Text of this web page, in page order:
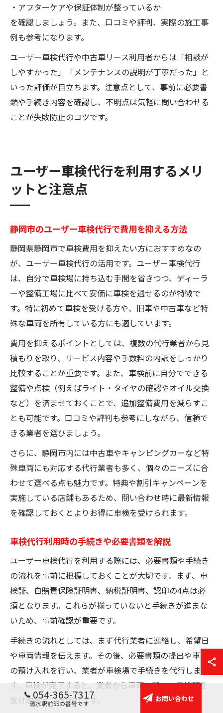
・アフターケアや保証体制が整っているか
を確認しましょう。また、口コミや評判、実際の施工事
例も参考になります。
ユーザー車検代行や中古車リース利用者からは「相談が
しやすかった」「メンテナンスの説明が丁寧だった」と
いった評価が目立ちます。注意点として、事前に必要書
類や手続き内容を確認し、不明点は気軽に問い合わせる
ことが失敗防止のコツです。
ユーザー車検代行を利用するメリ
ットと注意点
静岡市のユーザー車検代行で費用を抑える方法
静岡県静岡市で車検費用を抑えたい方におすすめなの
が、ユーザー車検代行の活用です。ユーザー車検代行
は、自分で車検場に持ち込む手間を省きつつ、ディーラ
ーや整備工場に比べて安価に車検を通せるのが特徴で
す。特に初めて車検を受ける方や、旧車や中古車など特
殊な車両を所有している方にも適しています。
費用を抑えるポイントとしては、複数の代行業者から見
積もりを取り、サービス内容や手数料の内訳をしっかり
比較することが重要です。また、車検前に自分でできる
整備や点検（例えばライト・タイヤの確認やオイル交換
など）を済ませておくことで、追加整備費用を減らすこ
とも可能です。口コミや評判も参考にしながら、信頼で
きる業者を選びましょう。
さらに、静岡市内には中古車やキャンピングカーなど特
殊車両にも対応する代行業者も多く、個々のニーズに合
わせて選べる点も魅力です。特典や割引キャンペーンを
実施している店舗もあるため、問い合わせ時に最新情報
を確認しておくとよりお得に車検を受けられます。
車検代行利用時の手続きや必要書類を解説
ユーザー車検代行を利用する際には、必要書類や手続き
の流れを事前に把握しておくことが大切です。まず、車
検証、自賠責保険証明書、納税証明書、認印の4点は必
須となります。これらが揃っていないと手続きが進まな
いため、事前確認が重要です。
手続きの流れとしては、まず代行業者に連絡し、希望日
や車両情報を伝えます。その後、必要書類の提出や車両
の預け入れを行い、業者が車検場で手続きを代行しま
す。車検が完了すると、業者から車両と新しい車検証を
受け取るという流れです。
054-365-7317
清水駅前SSの番号です
お問い合わせ